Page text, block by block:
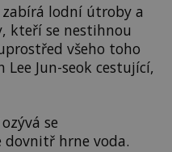
zabírá lodní útroby a
kteří se nestihnou
všeho toho
Jun-seok cestující,
se
hrne voda.